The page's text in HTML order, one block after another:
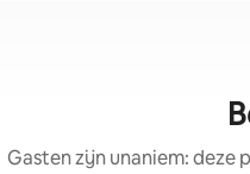
Gasten zijn unaniem: deze